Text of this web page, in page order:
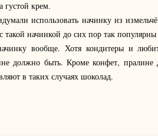
густой крем.
использовать начинку из
начинкой до сих пор так
вообще. Хотя кондитеры и
должно быть. Кроме конфет, пралине
в таких случаях шоколад.